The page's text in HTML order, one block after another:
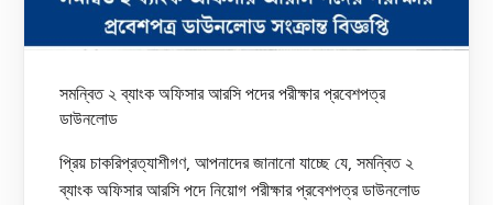
সমন্বিত ২ ব্যাংক অফিসার আরসি পদের পরীক্ষার প্রবেশপত্র
ডাউনলোড
প্রিয় চাকরিপ্রত্যাশীগণ, আপনাদের জানানো যাচ্ছে যে, সমন্বিত ২
ব্যাংক অফিসার আরসি পদে নিয়োগ পরীক্ষার প্রবেশপত্র ডাউনলোড